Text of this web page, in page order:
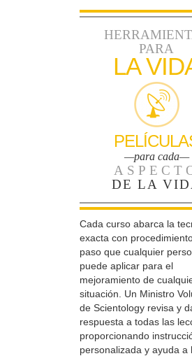
PARA
LA
—para cada—
DE LA
Cada curso abarca la
exacta con
paso que cualquier
puede aplicar para el
mejoramiento de
situación. Un Ministro
de Scientology revisa y
respuesta a todas las
proporcionando
personalizada y ayuda a